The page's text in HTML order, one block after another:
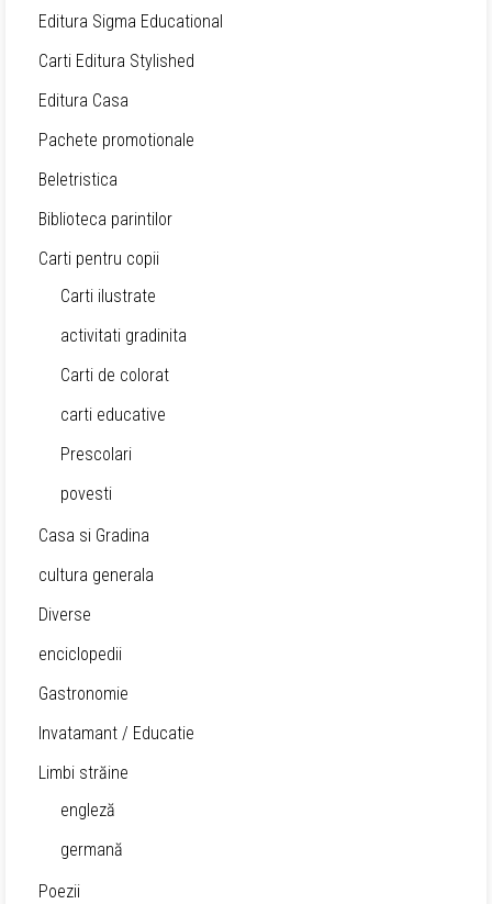
Editura Sigma Educational
Carti Editura Stylished
Editura Casa
Pachete promotionale
Beletristica
Biblioteca parintilor
Carti pentru copii
Carti ilustrate
activitati gradinita
Carti de colorat
carti educative
Prescolari
povesti
Casa si Gradina
cultura generala
Diverse
enciclopedii
Gastronomie
Invatamant / Educatie
Limbi străine
engleză
germană
Poezii